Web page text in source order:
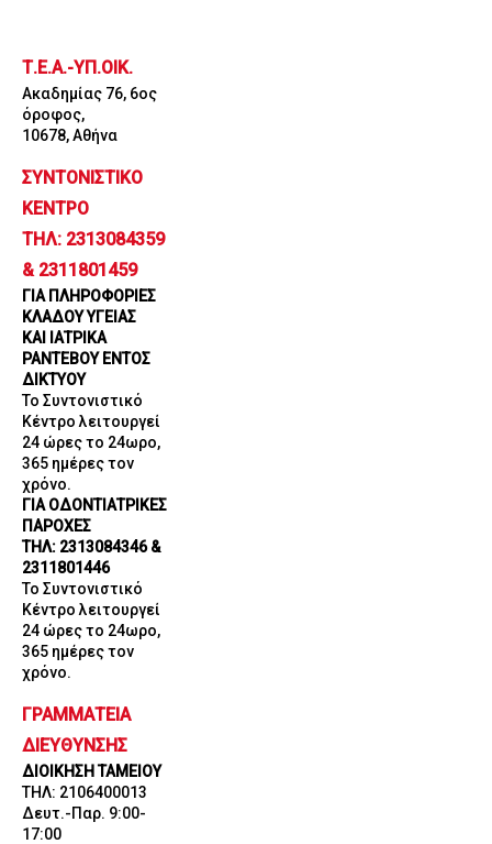
περιεχόμενο
Τ.Ε.Α.-ΥΠ.ΟΙΚ.
Ακαδημίας 76, 6ος
όροφος,
10678, Αθήνα
ΣΥΝΤΟΝΙΣΤΙΚΟ
ΚΕΝΤΡΟ
ΤΗΛ: 2313084359
& 2311801459
ΓΙΑ ΠΛΗΡΟΦΟΡΙΕΣ
ΚΛΑΔΟΥ ΥΓΕΙΑΣ
ΚΑΙ ΙΑΤΡΙΚΑ
ΡΑΝΤΕΒΟΥ ΕΝΤΟΣ
ΔΙΚΤΥΟΥ
Το Συντονιστικό
Κέντρο λειτουργεί
24 ώρες το 24ωρο,
365 ημέρες τον
χρόνο.
ΓΙΑ ΟΔΟΝΤΙΑΤΡΙΚΕΣ
ΠΑΡΟΧΕΣ
ΤΗΛ: 2313084346 &
2311801446
Το Συντονιστικό
Κέντρο λειτουργεί
24 ώρες το 24ωρο,
365 ημέρες τον
χρόνο.
ΓΡΑΜΜΑΤΕΙΑ
ΔΙΕΥΘΥΝΣΗΣ
ΔΙΟΙΚΗΣΗ ΤΑΜΕΙΟΥ
ΤΗΛ: 2106400013
Δευτ.-Παρ. 9:00-
17:00